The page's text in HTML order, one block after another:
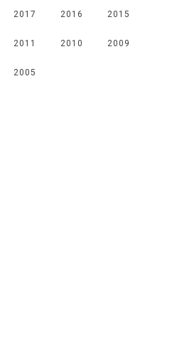
2017 2016 2015
2011 2010 2009
2005